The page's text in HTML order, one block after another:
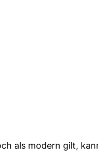
als modern gilt,